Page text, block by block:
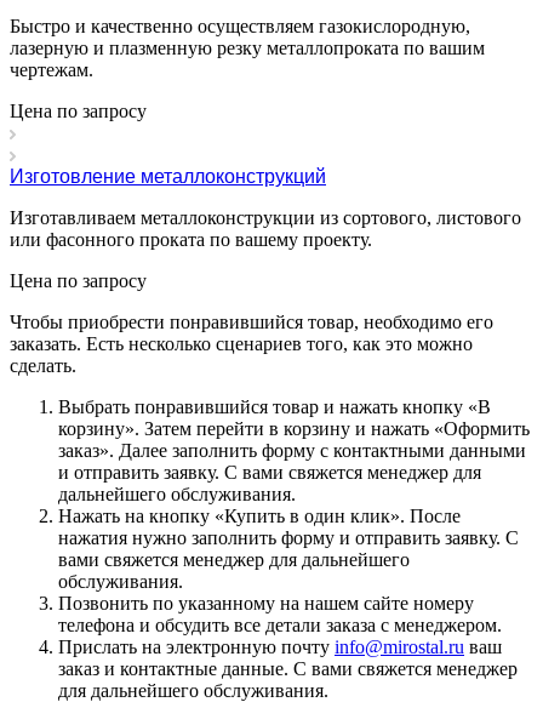
Быстро и качественно осуществляем газокислородную,
лазерную и плазменную резку металлопроката по вашим
чертежам.
Цена по запросу
Изготовление металлоконструкций
Изготавливаем металлоконструкции из сортового, листового
или фасонного проката по вашему проекту.
Цена по запросу
Чтобы приобрести понравившийся товар, необходимо его
заказать. Есть несколько сценариев того, как это можно
сделать.
Выбрать понравившийся товар и нажать кнопку «В
корзину». Затем перейти в корзину и нажать «Оформить
заказ». Далее заполнить форму с контактными данными
и отправить заявку. С вами свяжется менеджер для
дальнейшего обслуживания.
Нажать на кнопку «Купить в один клик». После
нажатия нужно заполнить форму и отправить заявку. С
вами свяжется менеджер для дальнейшего
обслуживания.
Позвонить по указанному на нашем сайте номеру
телефона и обсудить все детали заказа с менеджером.
Прислать на электронную почту info@mirostal.ru ваш
заказ и контактные данные. С вами свяжется менеджер
для дальнейшего обслуживания.